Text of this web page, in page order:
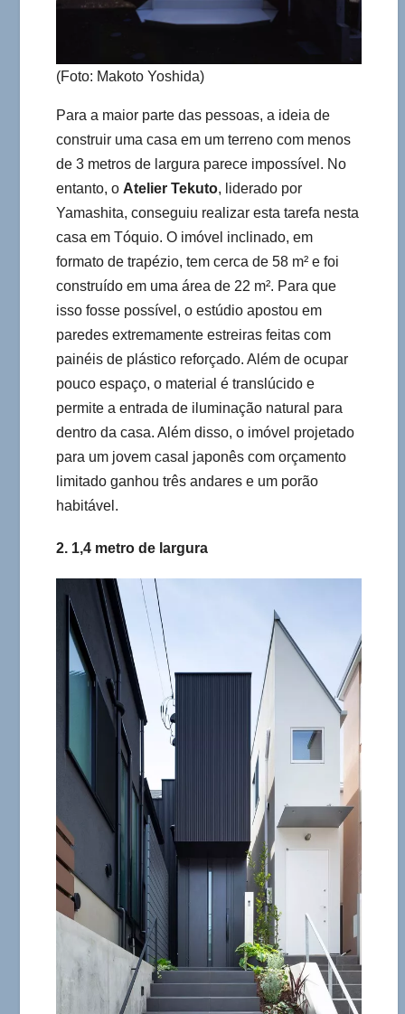
(Foto: Makoto Yoshida)
Para a maior parte das pessoas, a ideia de
construir uma casa em um terreno com menos
de 3 metros de largura parece impossível. No
entanto, o Atelier Tekuto, liderado por
Yamashita, conseguiu realizar esta tarefa nesta
casa em Tóquio. O imóvel inclinado, em
formato de trapézio, tem cerca de 58 m² e foi
construído em uma área de 22 m². Para que
isso fosse possível, o estúdio apostou em
paredes extremamente estreiras feitas com
painéis de plástico reforçado. Além de ocupar
pouco espaço, o material é translúcido e
permite a entrada de iluminação natural para
dentro da casa. Além disso, o imóvel projetado
para um jovem casal japonês com orçamento
limitado ganhou três andares e um porão
habitável.
2. 1,4 metro de largura